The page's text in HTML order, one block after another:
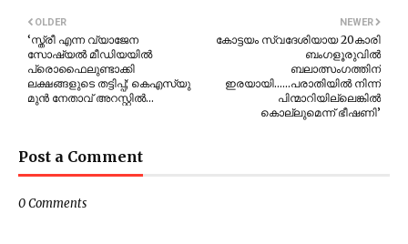
NEWER
കോട്ടയം സ്വദേശിയായ 20കാരി
ബംഗളൂരുവിൽ
ബലാത്സംഗത്തിന്
ഇരയായി......പരാതിയിൽ നിന്ന്
പിന്മാറിയില്ലെങ്കിൽ
കൊല്ലുമെന്ന് ഭീഷണി’
OLDER
‘സ്ത്രീ എന്ന വ്യാജേന
സോഷ്യൽ മീഡിയയിൽ
പ്രൊഫൈലുണ്ടാക്കി
ലക്ഷങ്ങളുടെ തട്ടിപ്പ്; കെഎസ്‌യു
മുൻ നേതാവ് അറസ്റ്റിൽ…
Post a Comment
0 Comments